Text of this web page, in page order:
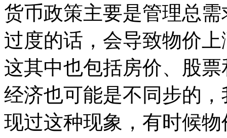
货币政策主要是管理总
过度的话，会导致物价
这其中也包括房价、股
经济也可能是不同步的
现过这种现象，有时候